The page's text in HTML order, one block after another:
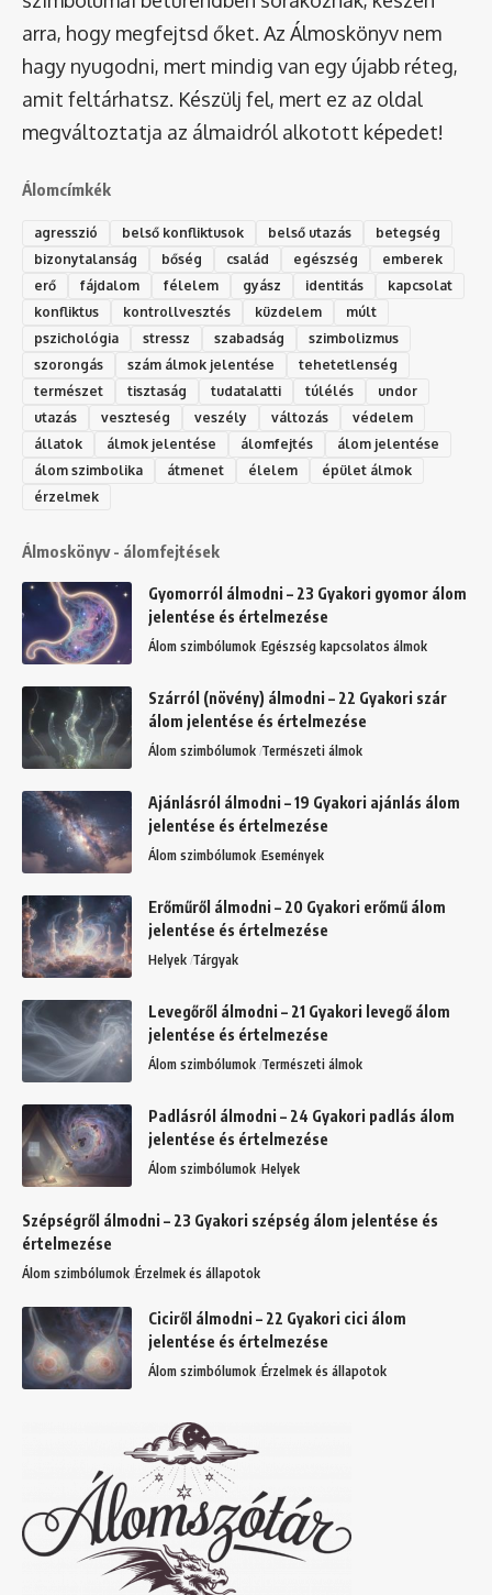
arra, hogy megfejtsd őket. Az Álmoskönyv nem
hagy nyugodni, mert mindig van egy újabb réteg,
amit feltárhatsz. Készülj fel, mert ez az oldal
megváltoztatja az álmaidról alkotott képedet!
Álomcímkék
agresszió belső konfliktusok belső utazás
betegség
bizonytalanság
bőség család egészség
emberek
erő
fájdalom félelem gyász identitás
kapcsolat
konfliktus
kontrollvesztés küzdelem
múlt
pszichológia
stressz szabadság
szimbolizmus
szorongás
szám álmok jelentése
tehetetlenség
természet
tisztaság tudatalatti túlélés
undor
utazás
veszteség veszély változás
védelem
állatok
álmok jelentése álomfejtés
álom jelentése
álom szimbolika
átmenet élelem
épület álmok
érzelmek
Álmoskönyv - álomfejtések
Gyomorról álmodni – 23 Gyakori gyomor álom
jelentése és értelmezése
Álom szimbólumok Egészség kapcsolatos álmok
Szárról (növény) álmodni – 22 Gyakori szár
álom jelentése és értelmezése
Álom szimbólumok Természeti álmok
Ajánlásról álmodni – 19 Gyakori ajánlás álom
jelentése és értelmezése
Álom szimbólumok Események
Erőműről álmodni – 20 Gyakori erőmű álom
jelentése és értelmezése
Helyek Tárgyak
Levegőről álmodni – 21 Gyakori levegő álom
jelentése és értelmezése
Álom szimbólumok Természeti álmok
Padlásról álmodni – 24 Gyakori padlás álom
jelentése és értelmezése
Álom szimbólumok Helyek
Szépségről álmodni – 23 Gyakori szépség álom jelentése és
értelmezése
Álom szimbólumok Érzelmek és állapotok
Ciciről álmodni – 22 Gyakori cici álom
jelentése és értelmezése
Álom szimbólumok Érzelmek és állapotok